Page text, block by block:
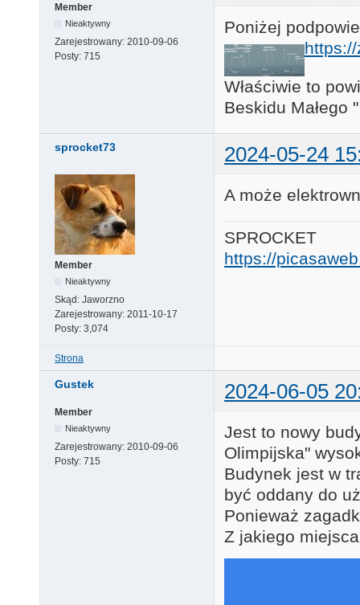
Member
Nieaktywny
Zarejestrowany: 2010-09-06
Posty: 715
Poniżej
Właściwie to
Beskidu Małego "
sprocket73 2024-05-24
Member
Nieaktywny
Skąd: Jaworzno
Zarejestrowany: 2011-10-17
Posty: 3,074
A może
SPROCKET
https://
Strona
Gustek 2024-06-05
Member
Nieaktywny
Zarejestrowany: 2010-09-06
Posty: 715
Jest to nowy
Olimpijska"
Budynek jest w
być oddany do
Ponieważ
Z jakiego